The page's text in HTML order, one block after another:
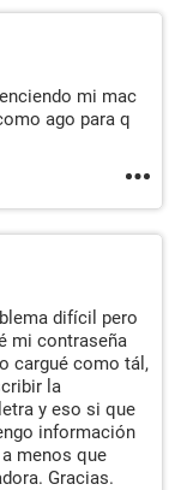
mi mac
ago para q
difícil pero
mi contraseña
cargué como tál,
la
y eso si que
información
menos que
Gracias.